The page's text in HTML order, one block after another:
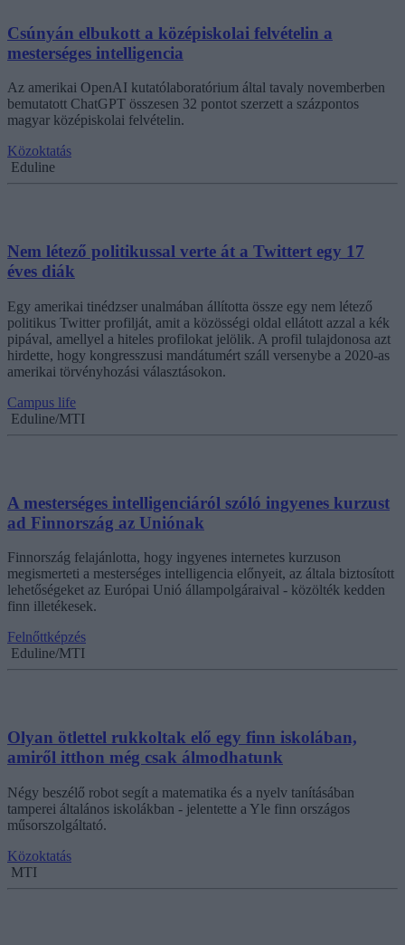
Csúnyán elbukott a középiskolai felvételin a
mesterséges intelligencia
Az amerikai OpenAI kutatólaboratórium által tavaly novemberben
bemutatott ChatGPT összesen 32 pontot szerzett a százpontos
magyar középiskolai felvételin.
Közoktatás
Eduline
Nem létező politikussal verte át a Twittert egy 17
éves diák
Egy amerikai tinédzser unalmában állította össze egy nem létező
politikus Twitter profilját, amit a közösségi oldal ellátott azzal a kék
pipával, amellyel a hiteles profilokat jelölik. A profil tulajdonosa azt
hirdette, hogy kongresszusi mandátumért száll versenybe a 2020-as
amerikai törvényhozási választásokon.
Campus life
Eduline/MTI
A mesterséges intelligenciáról szóló ingyenes kurzust
ad Finnország az Uniónak
Finnország felajánlotta, hogy ingyenes internetes kurzuson
megismerteti a mesterséges intelligencia előnyeit, az általa biztosított
lehetőségeket az Európai Unió állampolgáraival - közölték kedden
finn illetékesek.
Felnőttképzés
Eduline/MTI
Olyan ötlettel rukkoltak elő egy finn iskolában,
amiről itthon még csak álmodhatunk
Négy beszélő robot segít a matematika és a nyelv tanításában
tamperei általános iskolákban - jelentette a Yle finn országos
műsorszolgáltató.
Közoktatás
MTI